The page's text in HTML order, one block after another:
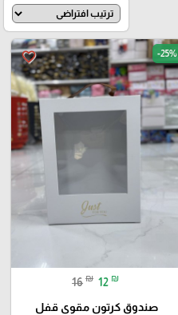
favorite_border -25%
16 ₪ 12 ₪
صندوق كرتون مقوى قفل